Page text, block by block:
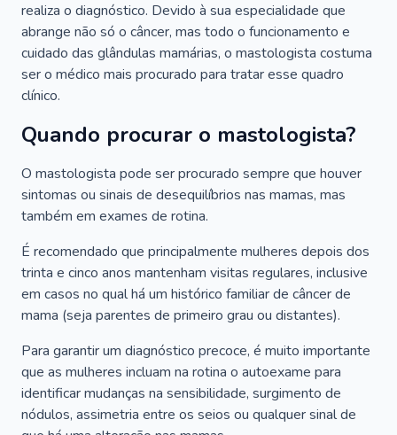
realiza o diagnóstico. Devido à sua especialidade que
abrange não só o câncer, mas todo o funcionamento e
cuidado das glândulas mamárias, o mastologista costuma
ser o médico mais procurado para tratar esse quadro
clínico.
Quando procurar o mastologista?
O mastologista pode ser procurado sempre que houver
sintomas ou sinais de desequilíbrios nas mamas, mas
também em exames de rotina.
É recomendado que principalmente mulheres depois dos
trinta e cinco anos mantenham visitas regulares, inclusive
em casos no qual há um histórico familiar de câncer de
mama (seja parentes de primeiro grau ou distantes).
Para garantir um diagnóstico precoce, é muito importante
que as mulheres incluam na rotina o autoexame para
identificar mudanças na sensibilidade, surgimento de
nódulos, assimetria entre os seios ou qualquer sinal de